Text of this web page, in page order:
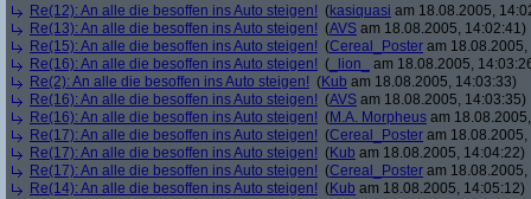
Re(12): An alle die besoffen ins Auto steigen! (kasiquasi am 18.08.2005,
Re(13): An alle die besoffen ins Auto steigen! (AVS am 18.08.2005, 14:02:41)
Re(15): An alle die besoffen ins Auto steigen! (Cereal_Poster am
Re(16): An alle die besoffen ins Auto steigen! ( _lion_
am 18.08.2005,
Re(2): An alle die besoffen ins Auto steigen! (Kub am 18.08.2005, 14:03:33)
Re(16): An alle die besoffen ins Auto steigen! (AVS am 18.08.2005, 14:03:35)
Re(16): An alle die besoffen ins Auto steigen! (M.A. Morpheus am
Re(17): An alle die besoffen ins Auto steigen! (Cereal_Poster am
Re(17): An alle die besoffen ins Auto steigen! (Kub am 18.08.2005, 14:04:22)
Re(17): An alle die besoffen ins Auto steigen! (Cereal_Poster am
Re(14): An alle die besoffen ins Auto steigen! (Kub am 18.08.2005, 14:05:12)